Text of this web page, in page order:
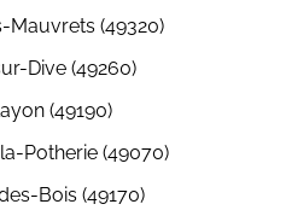
Mauvrets (49320)
Dive (49260)
(49190)
Potherie (49070)
Bois (49170)